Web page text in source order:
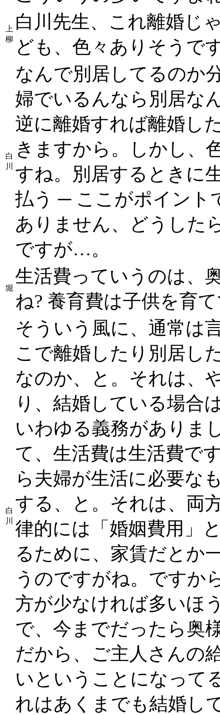
上
柳
白川先生、これ離婚じ
ども、色々ありそうで
白
川
なんで別居してるのか
婦でいるんなら別居な
逆に離婚すれば離婚し
きますから。しかし、
すね。別居するときに
払う ─ ここがポイント
ありません、どうした
ですが…。
堀
生活費っていうのは、
ね? 養育費は子供を育
白
川
そういう風に、通常は
こで離婚したり別居し
なのか、と。それは、
り、結婚している場合
いわゆる義務がありま
て、生活費は生活費で
ら夫婦が生活に必要な
する、と。それは、両
律的には「婚姻費用」
るために、家賃だとか
うのですがね。ですか
方が少なければ多いほ
で、今までだったら奥
だから、ご主人さんの
いということになって
れはあくまでも結婚し